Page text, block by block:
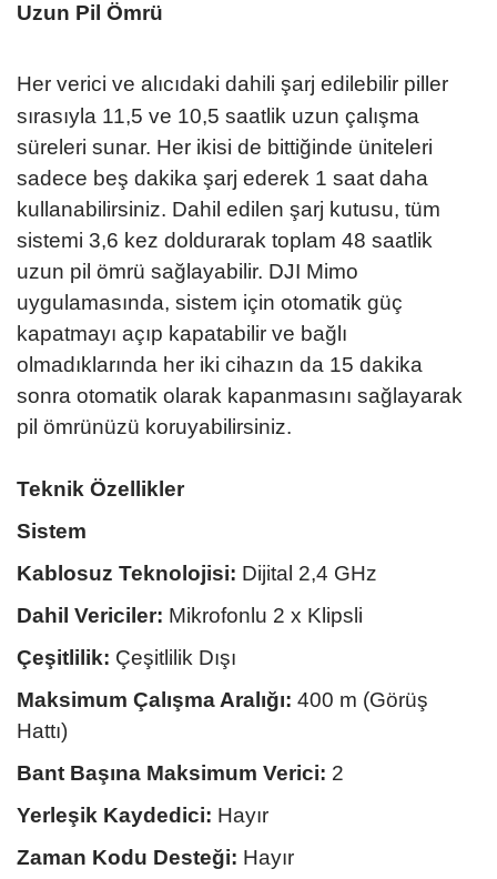
Uzun Pil Ömrü
Her verici ve alıcıdaki dahili şarj edilebilir piller
sırasıyla 11,5 ve 10,5 saatlik uzun çalışma
süreleri sunar. Her ikisi de bittiğinde üniteleri
sadece beş dakika şarj ederek 1 saat daha
kullanabilirsiniz. Dahil edilen şarj kutusu, tüm
sistemi 3,6 kez doldurarak toplam 48 saatlik
uzun pil ömrü sağlayabilir. DJI Mimo
uygulamasında, sistem için otomatik güç
kapatmayı açıp kapatabilir ve bağlı
olmadıklarında her iki cihazın da 15 dakika
sonra otomatik olarak kapanmasını sağlayarak
pil ömrünüzü koruyabilirsiniz.
Teknik Özellikler
Sistem
Kablosuz Teknolojisi: Dijital 2,4 GHz
Dahil Vericiler: Mikrofonlu 2 x Klipsli
Çeşitlilik: Çeşitlilik Dışı
Maksimum Çalışma Aralığı: 400 m (Görüş
Hattı)
Bant Başına Maksimum Verici: 2
Yerleşik Kaydedici: Hayır
Zaman Kodu Desteği: Hayır